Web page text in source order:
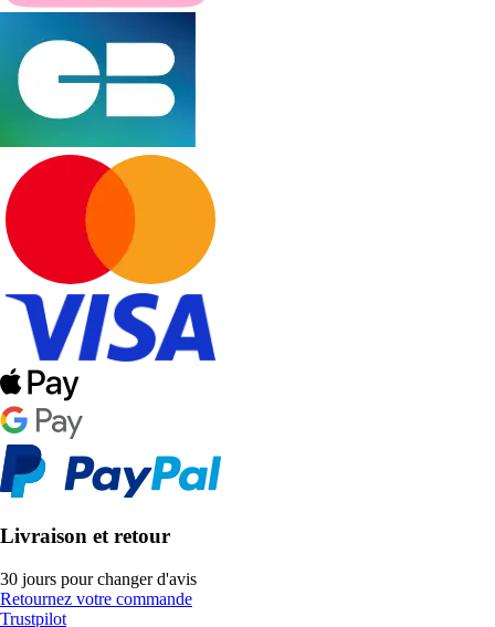
Livraison et retour
30 jours pour changer d'avis
Retournez votre commande
Trustpilot